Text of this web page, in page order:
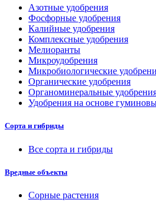
Азотные удобрения
Фосфорные удобрения
Калийные удобрения
Комплексные удобрения
Мелиоранты
Микроудобрения
Микробиологические
Органические удобрения
Органоминеральные
Удобрения на основе
Сорта и гибриды
Все сорта и гибриды
Вредные объекты
Сорные растения